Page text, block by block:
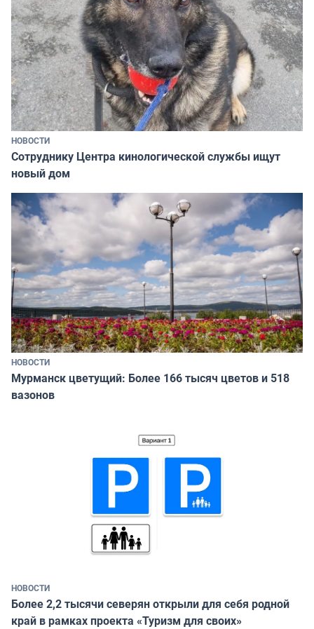
НОВОСТИ
Сотруднику Центра кинологической службы ищут
новый дом
НОВОСТИ
Мурманск цветущий: Более 166 тысяч цветов и 518
вазонов
НОВОСТИ
Более 2,2 тысячи северян открыли для себя родной
край в рамках проекта «Туризм для своих»